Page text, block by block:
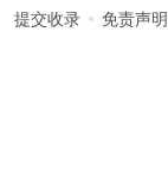
提交收录 免责声明